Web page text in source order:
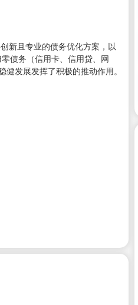
新且专业的债务优化方案，以
债务（信用卡、信用贷、网
发展发挥了积极的推动作用。